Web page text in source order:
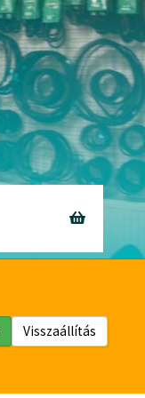
Visszaállítás